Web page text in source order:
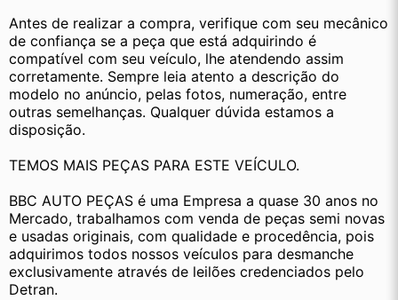
Antes de realizar a compra, verifique com seu mecânico
de confiança se a peça que está adquirindo é
compatível com seu veículo, lhe atendendo assim
corretamente. Sempre leia atento a descrição do
modelo no anúncio, pelas fotos, numeração, entre
outras semelhanças. Qualquer dúvida estamos a
disposição.
TEMOS MAIS PEÇAS PARA ESTE VEÍCULO.
BBC AUTO PEÇAS é uma Empresa a quase 30 anos no
Mercado, trabalhamos com venda de peças semi novas
e usadas originais, com qualidade e procedência, pois
adquirimos todos nossos veículos para desmanche
exclusivamente através de leilões credenciados pelo
Detran.